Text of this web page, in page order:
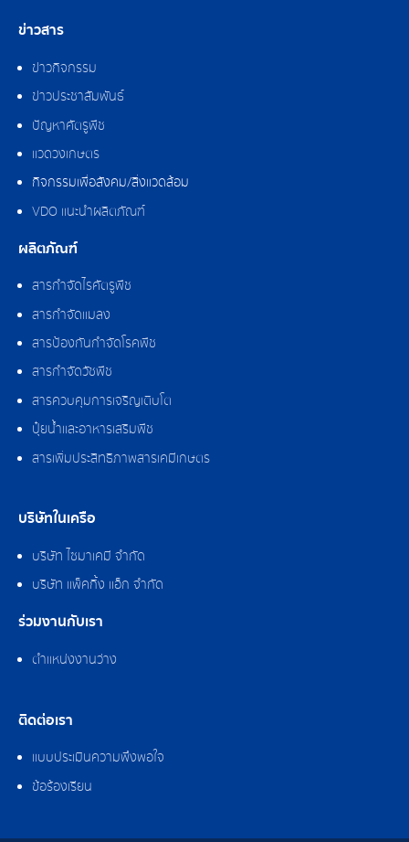
ข่าวสาร
ข่าวกิจกรรม
ข่าวประชาสัมพันธ์
ปัญหาศัตรูพืช
แวดวงเกษตร
กิจกรรมเพื่อสังคม/สิ่งแวดล้อม
VDO แนะนำผลิตภัณฑ์
ผลิตภัณฑ์
สารกำจัดไรศัตรูพืช
สารกำจัดแมลง
สารป้องกันกำจัดโรคพืช
สารกำจัดวัชพืช
สารควบคุมการเจริญเติบโต
ปุ๋ยน้ำและอาหารเสริมพืช
สารเพิ่มประสิทธิภาพสารเคมีเกษตร
บริษัทในเครือ
บริษัท ไซมาเคมี จำกัด
บริษัท แพ็คกิ้ง แอ็ก จำกัด
ร่วมงานกับเรา
ตำแหน่งงานว่าง
ติดต่อเรา
แบบประเมินความพึงพอใจ
ข้อร้องเรียน